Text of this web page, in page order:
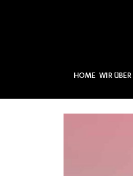
HOME WIR ÜBER